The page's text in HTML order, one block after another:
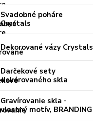
Svadobné poháre
Crystals
Dekorované vázy Crystals
Darčekové sety
dekorovaného skla
Gravírovanie skla -
vlastný motív, BRANDING